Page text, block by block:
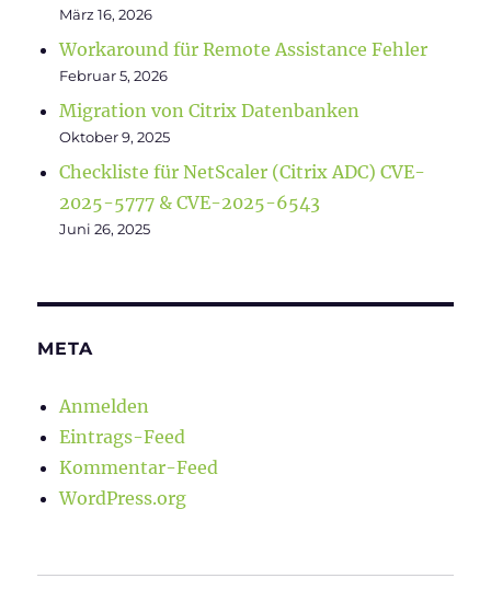
März 16, 2026
Workaround für Remote Assistance Fehler
Februar 5, 2026
Migration von Citrix Datenbanken
Oktober 9, 2025
Checkliste für NetScaler (Citrix ADC) CVE-
2025-5777 & CVE-2025-6543
Juni 26, 2025
META
Anmelden
Eintrags-Feed
Kommentar-Feed
WordPress.org